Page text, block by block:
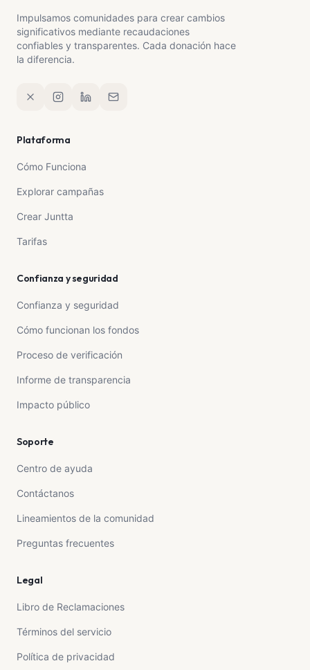
Impulsamos comunidades para crear cambios
significativos mediante recaudaciones
confiables y transparentes. Cada donación hace
la diferencia.
Plataforma
Cómo Funciona
Explorar campañas
Crear Juntta
Tarifas
Confianza y seguridad
Confianza y seguridad
Cómo funcionan los fondos
Proceso de verificación
Informe de transparencia
Impacto público
Soporte
Centro de ayuda
Contáctanos
Lineamientos de la comunidad
Preguntas frecuentes
Legal
Libro de Reclamaciones
Términos del servicio
Política de privacidad